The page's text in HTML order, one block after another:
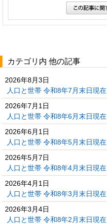
カテゴリ内 他の記事
2026年8月3日
人口と世帯 令和8年7月末日現在
2026年7月1日
人口と世帯 令和8年6月末日現在
2026年6月1日
人口と世帯 令和8年5月末日現在
2026年5月7日
人口と世帯 令和8年4月末日現在
2026年4月1日
人口と世帯 令和8年3月末日現在
2026年3月4日
人口と世帯 令和8年2月末日現在